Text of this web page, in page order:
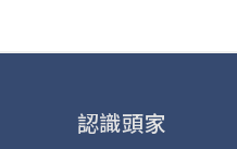
認識頭家